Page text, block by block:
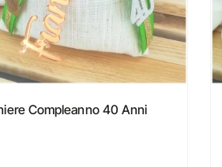
Compleanno 40 Anni